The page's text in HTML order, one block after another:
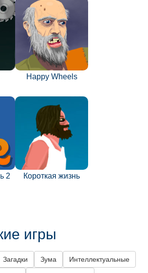
Happy Wheels
2 Короткая жизнь
игры
Загадки Зума Интеллектуальные